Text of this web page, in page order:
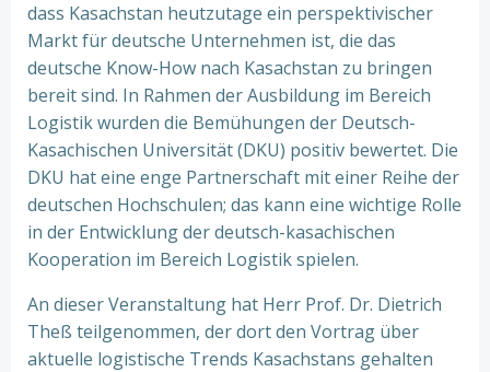
dass Kasachstan heutzutage ein perspektivischer
Markt für deutsche Unternehmen ist, die das
deutsche Know-How nach Kasachstan zu bringen
bereit sind. In Rahmen der Ausbildung im Bereich
Logistik wurden die Bemühungen der Deutsch-
Kasachischen Universität (DKU) positiv bewertet. Die
DKU hat eine enge Partnerschaft mit einer Reihe der
deutschen Hochschulen; das kann eine wichtige Rolle
in der Entwicklung der deutsch-kasachischen
Kooperation im Bereich Logistik spielen.
An dieser Veranstaltung hat Herr Prof. Dr. Dietrich
Theß teilgenommen, der dort den Vortrag über
aktuelle logistische Trends Kasachstans gehalten